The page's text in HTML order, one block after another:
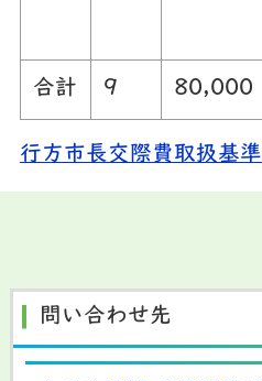
合計 9 80,000
行方市長交際費取扱基準
問い合わせ先